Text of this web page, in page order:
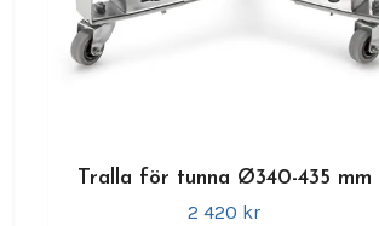
Tralla för tunna Ø340-435 mm
2 420 kr